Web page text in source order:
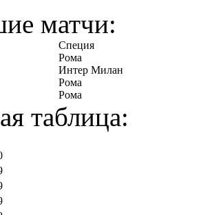
матчи:
Специя
Рома
Интер Милан
Рома
Рома
таблица: